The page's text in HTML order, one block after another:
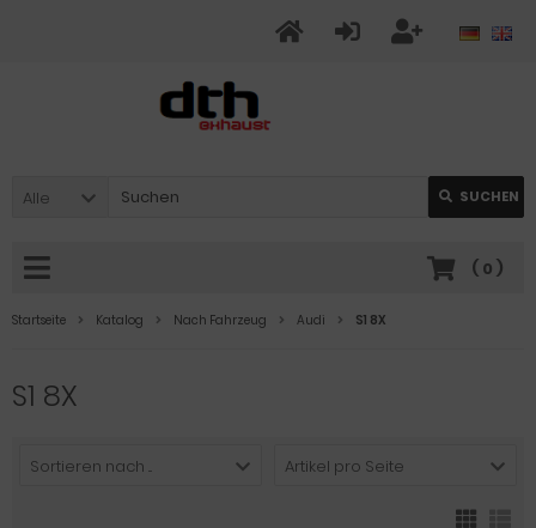
Alle SUCHEN
( 0 )
Startseite Katalog Nach Fahrzeug Audi S1 8X
S1 8X
Sortieren nach ... Artikel pro Seite